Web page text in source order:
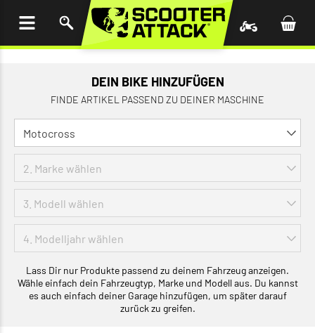
DEIN BIKE HINZUFÜGEN
FINDE ARTIKEL PASSEND ZU DEINER MASCHINE
Lass Dir nur Produkte passend zu deinem Fahrzeug anzeigen.
Wähle einfach dein Fahrzeugtyp, Marke und Modell aus. Du kannst
es auch einfach deiner Garage hinzufügen, um später darauf
zurück zu greifen.